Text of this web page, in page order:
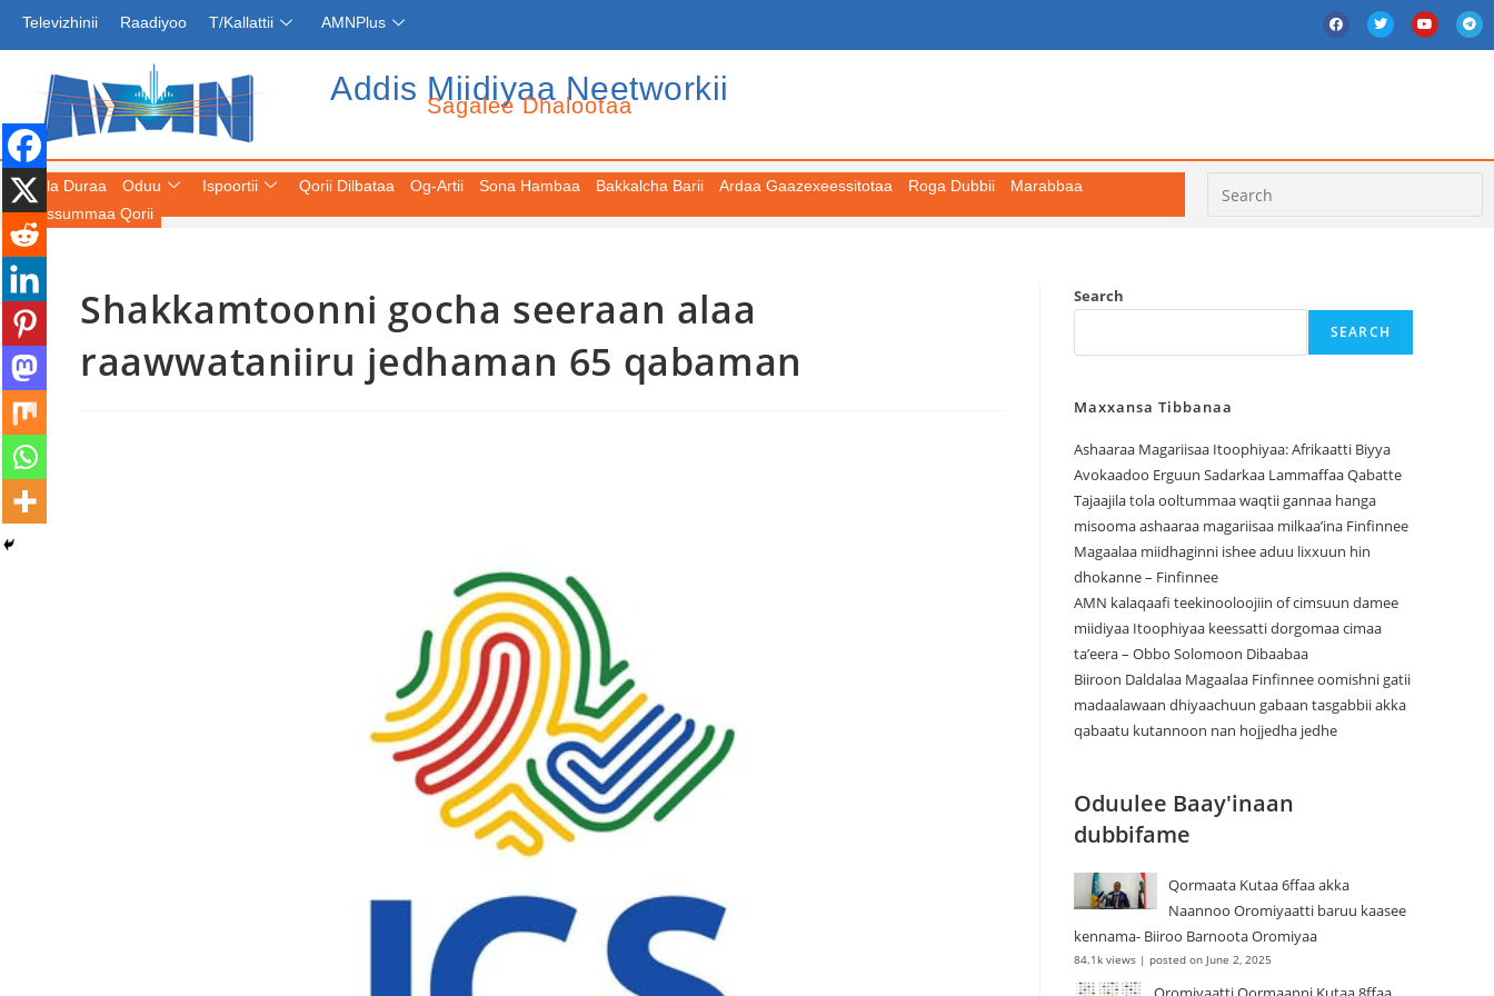
Televizhinii Raadiyoo T/Kallattii AMNPlus
Addis Miidiyaa Neetworkii
Sagalee Dhalootaa
Fuula Duraa Oduu
August 4, 2026
Ispoortii Qorii Dilbataa Og-Artii Sona Hambaa Bakkalcha Barii Ardaa Gaazexeessitotaa Roga Dubbii
Marabbaa
Keessummaa Qorii
Shakkamtoonni gocha seeraan alaa
raawwataniiru jedhaman 65 qabaman
Search
SEARCH
Maxxansa Tibbanaa
Ashaaraa Magariisaa Itoophiyaa: Afrikaatti Biyya
Avokaadoo Erguun Sadarkaa Lammaffaa Qabatte
Tajaajila tola ooltummaa waqtii gannaa hanga
misooma ashaaraa magariisaa milkaa’ina Finfinnee
Magaalaa miidhaginni ishee aduu lixxuun hin
dhokanne – Finfinnee
‎AMN kalaqaafi teekinooloojiin of cimsuun damee
miidiyaa Itoophiyaa keessatti dorgomaa cimaa
ta’eera – Obbo Solomoon Dibaabaa
Biiroon Daldalaa Magaalaa Finfinnee oomishni gatii
madaalawaan dhiyaachuun gabaan tasgabbii akka
qabaatu kutannoon nan hojjedha jedhe
Oduulee Baay'inaan
dubbifame
Qormaata Kutaa 6ffaa akka
Naannoo Oromiyaatti baruu kaasee
kennama- Biiroo Barnoota Oromiyaa
84.1k views | posted on June 2, 2025